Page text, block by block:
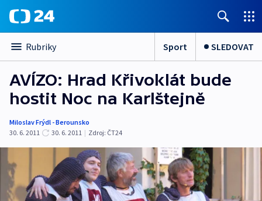
Rubriky Sport SLEDOVAT
AVÍZO: Hrad Křivoklát bude
hostit Noc na Karlštejně
Miloslav Frýdl - Berounsko
30. 6. 2011
30. 6. 2011 | Zdroj: ČT24